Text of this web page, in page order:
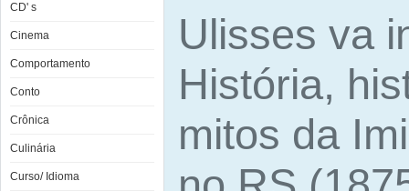
CD' s
Cinema
Comportamento
Conto
Crônica
Culinária
Curso/ Idioma
Ulisses va
História,
mitos da